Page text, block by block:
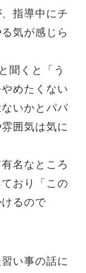
指導中にチ
気が感じら
聞くと「う
めたくない
いかとパパ
囲気は気に
名なところ
おり「この
るので
い事の話に